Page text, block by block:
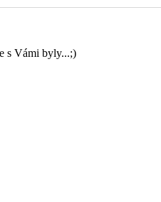
s Vámi byly...;)